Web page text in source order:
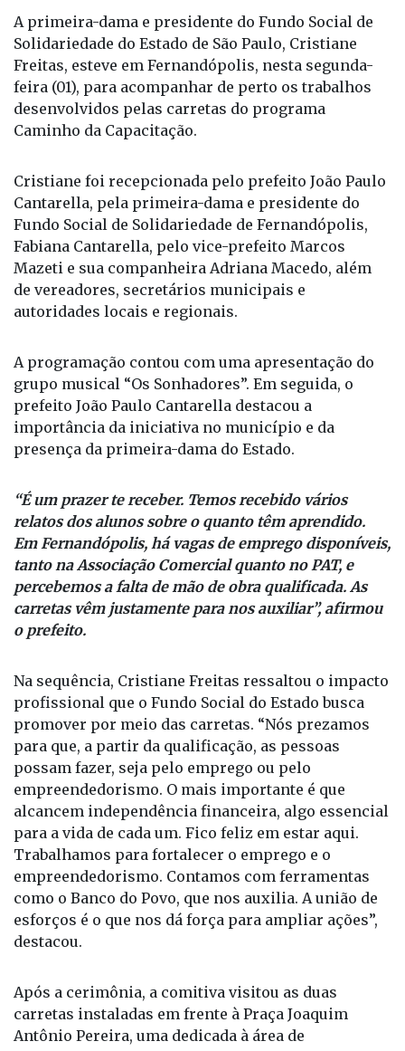
Da Redação
A primeira-dama e presidente do Fundo Social de
Solidariedade do Estado de São Paulo, Cristiane
Freitas, esteve em Fernandópolis, nesta segunda-
feira (01), para acompanhar de perto os trabalhos
Caminho da Capacitação.
Cristiane foi recepcionada pelo prefeito João Paulo
Cantarella, pela primeira-dama e presidente do
Fundo Social de Solidariedade de Fernandópolis,
Fabiana Cantarella, pelo vice-prefeito Marcos
Mazeti e sua companheira Adriana Macedo, além
autoridades locais e regionais.
A programação contou com uma apresentação do
grupo musical “Os Sonhadores”. Em seguida, o
prefeito João Paulo Cantarella destacou a
presença da primeira-dama do Estado.
“É um prazer te receber. Temos recebido vários
relatos dos alunos sobre o quanto têm aprendido.
Em Fernandópolis, há vagas de emprego disponíveis,
tanto na Associação Comercial quanto no PAT, e
percebemos a falta de mão de obra qualificada. As
o prefeito.
Na sequência, Cristiane Freitas ressaltou o impacto
profissional que o Fundo Social do Estado busca
promover por meio das carretas. “Nós prezamos
para que, a partir da qualificação, as pessoas
possam fazer, seja pelo emprego ou pelo
empreendedorismo. O mais importante é que
alcancem independência financeira, algo essencial
para a vida de cada um. Fico feliz em estar aqui.
Trabalhamos para fortalecer o emprego e o
empreendedorismo. Contamos com ferramentas
destacou.